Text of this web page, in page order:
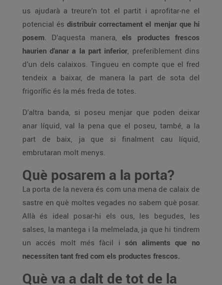
us ajudarà a treure’n tot el partit i aprofitar-ne el
potencial és distribuir correctament el menjar que hi
posem. D’aquesta manera, els productes frescos
haurien d’anar a la part inferior, preferiblement dins
d’un dels calaixos. Tingueu en compte que el fred
tendeix a baixar, de manera la part de sota del
frigorífic és la més freda de totes.
D’altra banda, si poseu menjar que poden deixar
anar líquid, val la pena que el poseu, també, a la
part de baix, ja que si finalment cau líquid,
embrutaran molt menys.
Què posarem a la porta?
La porta de la nevera és com una mena de calaix de
sastre en què moltes vegades no sabem què posar.
Allà és ideal posar-hi els ous, les begudes, les
salses, la mantega i la melmelada, ja que hi tindrem
un accés molt més fàcil i són aliments que no
necessiten tant fred com els productes frescos.
Què va a dalt de tot de la